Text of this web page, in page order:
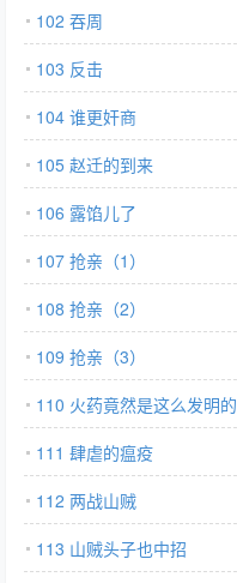
102 吞周
103 反击
104 谁更奸商
105 赵迁的到来
106 露馅儿了
107 抢亲（1）
108 抢亲（2）
109 抢亲（3）
110 火药竟然是这么发明的
111 肆虐的瘟疫
112 两战山贼
113 山贼头子也中招